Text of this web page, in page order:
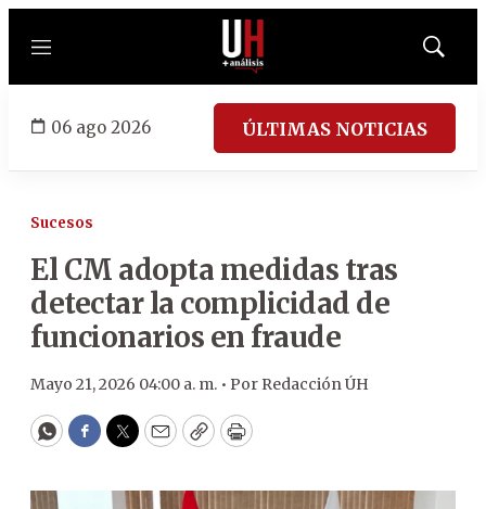
Menú
Mostrar
06 ago 2026 ÚLTIMAS NOTICIAS
Sucesos
El CM adopta medidas tras
detectar la complicidad de
funcionarios en fraude
Mayo 21, 2026 04:00 a. m. • Por Redacción ÚH
WhatsApp
Facebook
Twitter
EmailCopyPrint